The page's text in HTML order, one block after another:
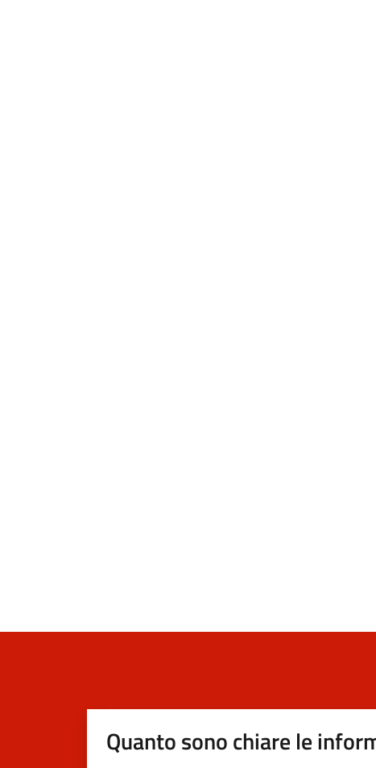
Quanto sono chiare le